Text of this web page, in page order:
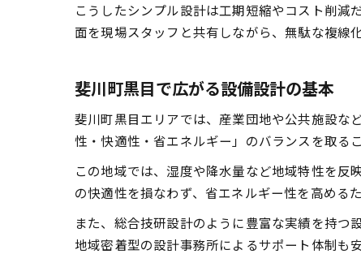
こうしたシンプル設計は工期短縮やコスト削減
面を現場スタッフと共有しながら、無駄な複線
斐川町黒目で広がる設備設計の基本
斐川町黒目エリアでは、産業団地や公共施設な
性・快適性・省エネルギー」のバランスを取る
この地域では、湿度や降水量など地域特性を反
の快適性を損なわず、省エネルギー性を高める
また、総合技研設計のように豊富な実績を持つ
地域密着型の設計事務所によるサポート体制も